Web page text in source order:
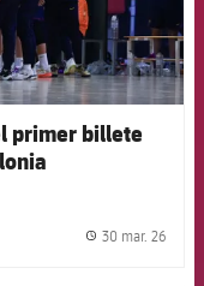
primer billete
30 mar. 26